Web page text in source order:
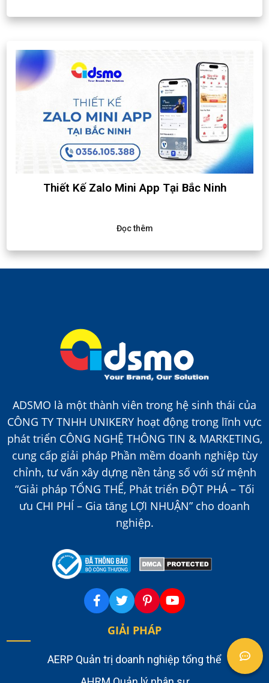
Thiết Kế Zalo Mini App Tại Bắc Ninh
Đọc thêm
ADSMO là một thành viên trong hệ sinh thái của
CÔNG TY TNHH UNIKERY hoạt động trong lĩnh vực
phát triển CÔNG NGHỆ THÔNG TIN & MARKETING,
cung cấp giải pháp Phần mềm doanh nghiệp tùy
chỉnh, tư vấn xây dựng nền tảng số với sứ mệnh
“Giải pháp TỔNG THỂ, Phát triển ĐỘT PHÁ – Tối
ưu CHI PHÍ – Gia tăng LỢI NHUẬN” cho doanh
nghiệp.
GIẢI PHÁP
AERP Quản trị doanh nghiệp tổng thể